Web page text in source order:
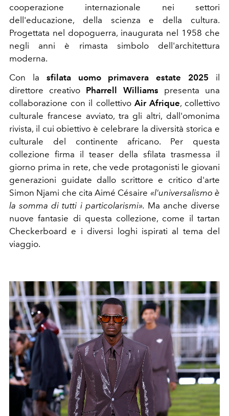
cooperazione internazionale nei settori
dell'educazione, della scienza e della cultura.
Progettata nel dopoguerra, inaugurata nel 1958 che
negli anni è rimasta simbolo dell'architettura
moderna.
Con la sfilata uomo primavera estate 2025 il
direttore creativo Pharrell Williams presenta una
collaborazione con il collettivo Air Afrique, collettivo
culturale francese avviato, tra gli altri, dall'omonima
rivista, il cui obiettivo è celebrare la diversità storica e
culturale del continente africano. Per questa
collezione firma il teaser della sfilata trasmessa il
giorno prima in rete, che vede protagonisti le giovani
generazioni guidate dallo scrittore e critico d'arte
Simon Njami che cita Aimé Césaire «l'universalismo è
la somma di tutti i particolarismi». Ma anche diverse
nuove fantasie di questa collezione, come il tartan
Checkerboard e i diversi loghi ispirati al tema del
viaggio.